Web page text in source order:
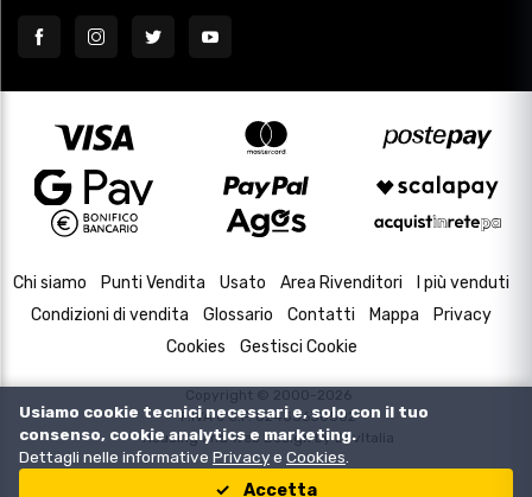
Chi siamo Punti Vendita Usato Area Rivenditori
I più venduti
Condizioni di vendita
Glossario Contatti Mappa
Privacy
Cookies
Gestisci Cookie
Copyright © 2000-2026
P.IVA e C.F. 02433630502
Housing and Web Design byDevItalia
Usiamo cookie tecnici necessari e, solo con il tuo
consenso, cookie analytics e marketing.
Dettagli nelle informative Privacye Cookies
Accetta